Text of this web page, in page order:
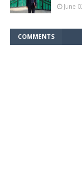
June
COMMENTS